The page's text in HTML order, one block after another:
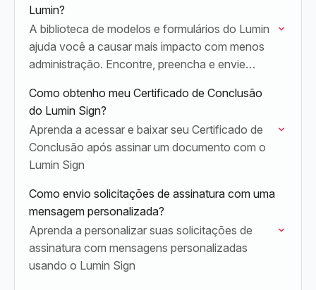
Lumin?
A biblioteca de modelos e formulários do Lumin
ajuda você a causar mais impacto com menos
administração. Encontre, preencha e envie
Como obtenho meu Certificado de Conclusão
do Lumin Sign?
Aprenda a acessar e baixar seu Certificado de
Conclusão após assinar um documento com o
Lumin Sign
Como envio solicitações de assinatura com uma
mensagem personalizada?
Aprenda a personalizar suas solicitações de
assinatura com mensagens personalizadas
usando o Lumin Sign